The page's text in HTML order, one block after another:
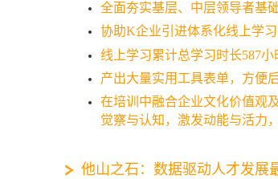
全面夯实基层、中层领导者基
协助K企业引进体系化线上学
线上学习累计总学习时长587小
产出大量实用工具表单，方便
在培训中融合企业文化价值观
觉察与认知，激发动能与活力
他山之石：数据驱动人才发展